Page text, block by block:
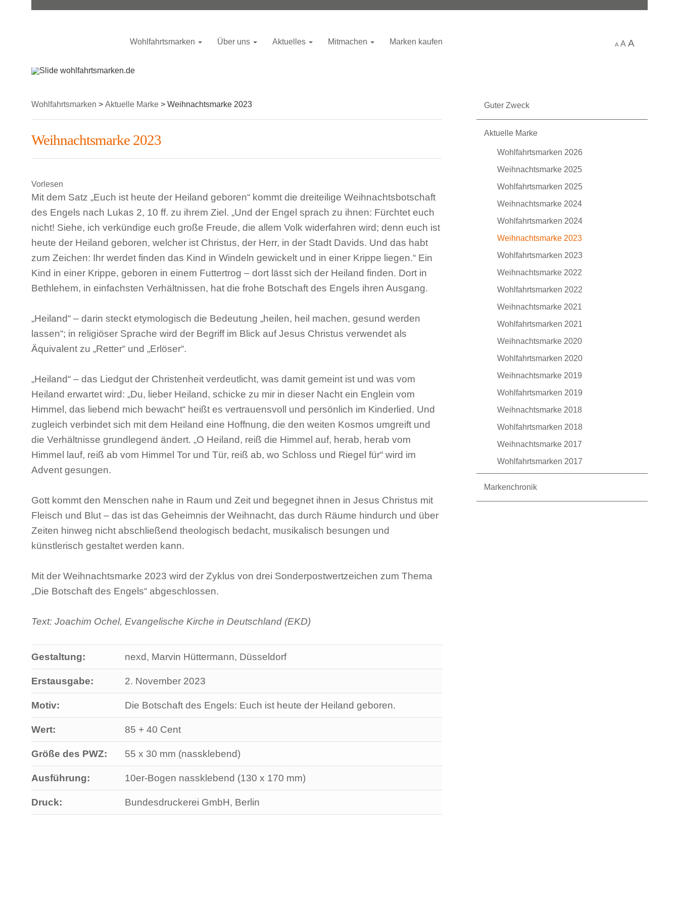
Wohlfahrtsmarken Über uns Aktuelles Mitmachen Marken kaufen A A A
Wohlfahrtsmarken > Aktuelle Marke > Weihnachtsmarke 2023
Weihnachtsmarke 2023
Vorlesen
Mit dem Satz „Euch ist heute der Heiland geboren“ kommt die dreiteilige Weihnachtsbotschaft
des Engels nach Lukas 2, 10 ff. zu ihrem Ziel. „Und der Engel sprach zu ihnen: Fürchtet euch
nicht! Siehe, ich verkündige euch große Freude, die allem Volk widerfahren wird; denn euch ist
heute der Heiland geboren, welcher ist Christus, der Herr, in der Stadt Davids. Und das habt
zum Zeichen: Ihr werdet finden das Kind in Windeln gewickelt und in einer Krippe liegen.“ Ein
Kind in einer Krippe, geboren in einem Futtertrog – dort lässt sich der Heiland finden. Dort in
Bethlehem, in einfachsten Verhältnissen, hat die frohe Botschaft des Engels ihren Ausgang.
„Heiland“ – darin steckt etymologisch die Bedeutung „heilen, heil machen, gesund werden
lassen“; in religiöser Sprache wird der Begriff im Blick auf Jesus Christus verwendet als
Äquivalent zu „Retter“ und „Erlöser“.
„Heiland“ – das Liedgut der Christenheit verdeutlicht, was damit gemeint ist und was vom
Heiland erwartet wird: „Du, lieber Heiland, schicke zu mir in dieser Nacht ein Englein vom
Himmel, das liebend mich bewacht“ heißt es vertrauensvoll und persönlich im Kinderlied. Und
zugleich verbindet sich mit dem Heiland eine Hoffnung, die den weiten Kosmos umgreift und
die Verhältnisse grundlegend ändert. „O Heiland, reiß die Himmel auf, herab, herab vom
Himmel lauf, reiß ab vom Himmel Tor und Tür, reiß ab, wo Schloss und Riegel für“ wird im
Advent gesungen.
Gott kommt den Menschen nahe in Raum und Zeit und begegnet ihnen in Jesus Christus mit
Fleisch und Blut – das ist das Geheimnis der Weihnacht, das durch Räume hindurch und über
Zeiten hinweg nicht abschließend theologisch bedacht, musikalisch besungen und
künstlerisch gestaltet werden kann.
Mit der Weihnachtsmarke 2023 wird der Zyklus von drei Sonderpostwertzeichen zum Thema
„Die Botschaft des Engels“ abgeschlossen.
Text: Joachim Ochel, Evangelische Kirche in Deutschland (EKD)
Gestaltung: nexd, Marvin Hüttermann, Düsseldorf
Erstausgabe: 2. November 2023
Motiv: Die Botschaft des Engels: Euch ist heute der Heiland geboren.
Wert: 85 + 40 Cent
Größe des PWZ: 55 x 30 mm (nassklebend)
Ausführung: 10er-Bogen nassklebend (130 x 170 mm)
Druck: Bundesdruckerei GmbH, Berlin
Guter Zweck
Aktuelle Marke
Wohlfahrtsmarken 2026
Weihnachtsmarke 2025
Wohlfahrtsmarken 2025
Weihnachtsmarke 2024
Wohlfahrtsmarken 2024
Weihnachtsmarke 2023
Wohlfahrtsmarken 2023
Weihnachtsmarke 2022
Wohlfahrtsmarken 2022
Weihnachtsmarke 2021
Wohlfahrtsmarken 2021
Weihnachtsmarke 2020
Wohlfahrtsmarken 2020
Weihnachtsmarke 2019
Wohlfahrtsmarken 2019
Weihnachtsmarke 2018
Wohlfahrtsmarken 2018
Weihnachtsmarke 2017
Wohlfahrtsmarken 2017
Markenchronik